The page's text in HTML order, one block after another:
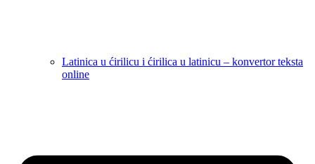
Latinica u ćirilicu i ćirilica u latinicu – konvertor teksta
online